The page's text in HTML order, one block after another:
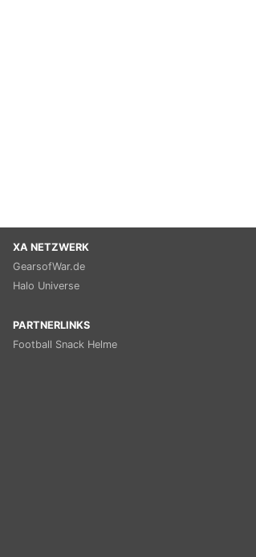
XA NETZWERK
GearsofWar.de
Halo Universe
PARTNERLINKS
Football Snack Helme